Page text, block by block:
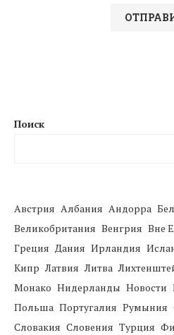
Поиск
Австрия Албания Андорра
Великобритания Венгрия Вне
Греция Дания Ирландия
Кипр Латвия Литва
Монако Нидерланды Новости
Польша Португалия Румыния
Словакия Словения Турция